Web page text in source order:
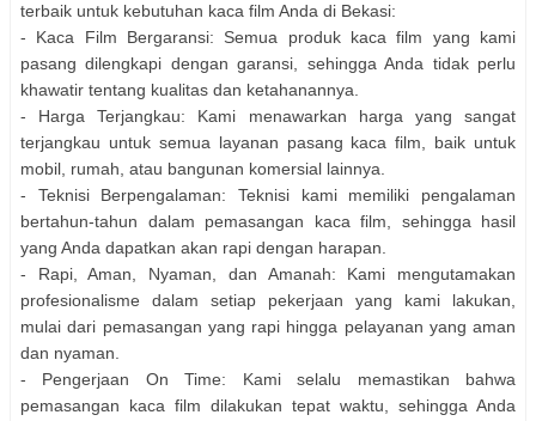
terbaik untuk kebutuhan kaca film Anda di Bekasi:
- Kaca Film Bergaransi: Semua produk kaca film yang kami
pasang dilengkapi dengan garansi, sehingga Anda tidak perlu
khawatir tentang kualitas dan ketahanannya.
- Harga Terjangkau: Kami menawarkan harga yang sangat
terjangkau untuk semua layanan pasang kaca film, baik untuk
mobil, rumah, atau bangunan komersial lainnya.
- Teknisi Berpengalaman: Teknisi kami memiliki pengalaman
bertahun-tahun dalam pemasangan kaca film, sehingga hasil
yang Anda dapatkan akan rapi dengan harapan.
- Rapi, Aman, Nyaman, dan Amanah: Kami mengutamakan
profesionalisme dalam setiap pekerjaan yang kami lakukan,
mulai dari pemasangan yang rapi hingga pelayanan yang aman
dan nyaman.
- Pengerjaan On Time: Kami selalu memastikan bahwa
pemasangan kaca film dilakukan tepat waktu, sehingga Anda